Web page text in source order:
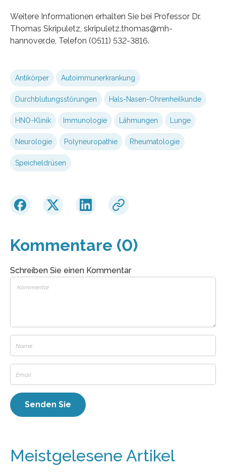
Weitere Informationen erhalten Sie bei Professor Dr.
Thomas Skripuletz, skripuletz.thomas@mh-
hannover.de, Telefon (0511) 532-3816.
Antikörper Autoimmunerkrankung
Durchblutungsstörungen Hals-Nasen-Ohrenheilkunde
HNO-Klinik Immunologie Lähmungen Lunge
Neurologie Polyneuropathie Rheumatologie
Speicheldrüsen
Kommentare (0)
Schreiben Sie einen Kommentar
Meistgelesene Artikel